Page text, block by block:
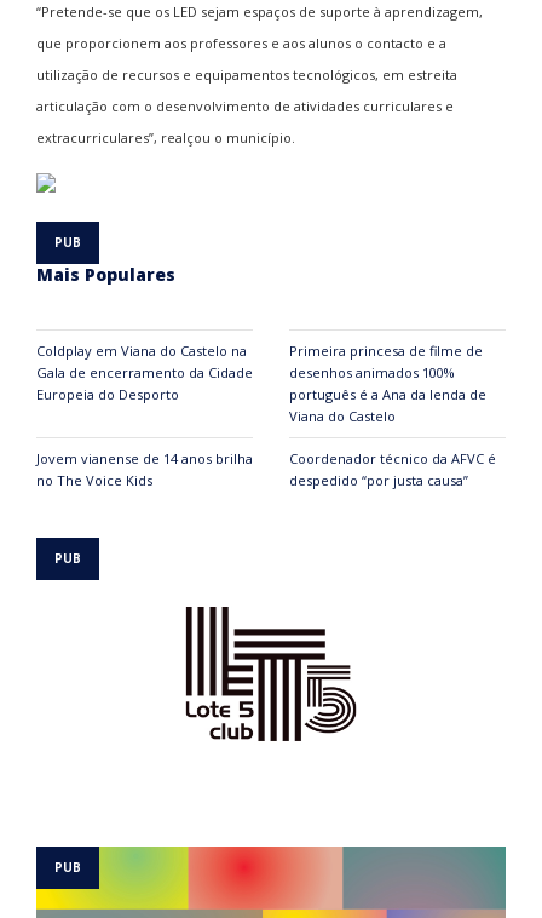
“Pretende-se que os LED sejam espaços de suporte à aprendizagem,
que proporcionem aos professores e aos alunos o contacto e a
utilização de recursos e equipamentos tecnológicos, em estreita
articulação com o desenvolvimento de atividades curriculares e
extracurriculares”, realçou o município.
Mais Populares
Coldplay em Viana do Castelo na
Gala de encerramento da Cidade
Europeia do Desporto
Primeira princesa de filme de
desenhos animados 100%
português é a Ana da lenda de
Viana do Castelo
Jovem vianense de 14 anos brilha
no The Voice Kids
Coordenador técnico da AFVC é
despedido “por justa causa”